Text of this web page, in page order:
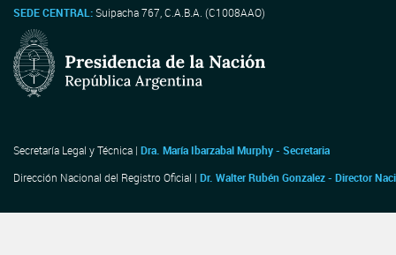
SEDE CENTRAL:Suipacha 767, C.A.B.A. (C1008AAO)
Secretaría Legal y Técnica | Dra. María Ibarzabal Murphy - Secretaria
Dirección Nacional del Registro Oficial | Dr. Walter Rubén Gonzalez - Director